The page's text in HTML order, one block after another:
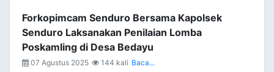
Forkopimcam Senduro Bersama Kapolsek
Senduro Laksanakan Penilaian Lomba
Poskamling di Desa Bedayu
07 Agustus 2025 144 kali Baca...